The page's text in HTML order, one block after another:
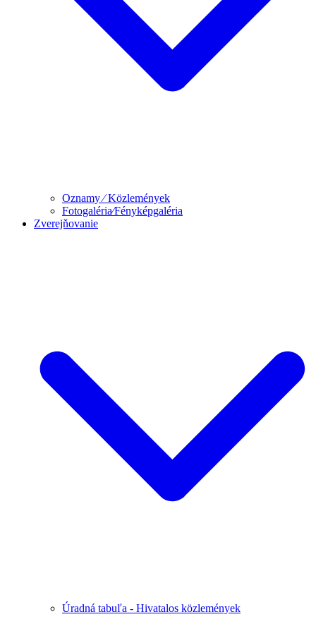
Oznamy ⁄ Közlemények
Fotogaléria⁄Fényképgaléria
Zverejňovanie
Úradná tabuľa - Hivatalos közlemények